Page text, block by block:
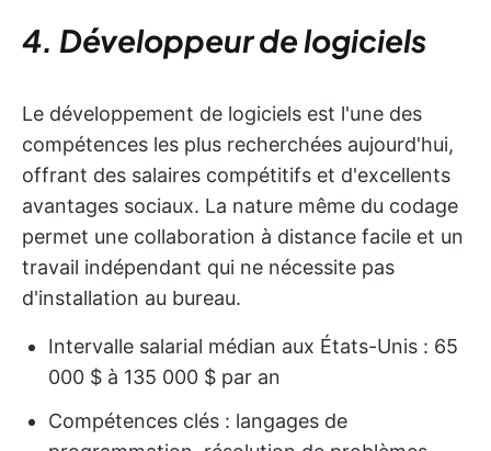
4. Développeur de logiciels
Le développement de logiciels est l'une des
compétences les plus recherchées aujourd'hui,
offrant des salaires compétitifs et d'excellents
avantages sociaux. La nature même du codage
permet une collaboration à distance facile et un
travail indépendant qui ne nécessite pas
d'installation au bureau.
Intervalle salarial médian aux États-Unis : 65
000 $ à 135 000 $ par an
Compétences clés : langages de